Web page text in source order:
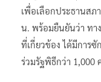
เพื่อเลือกประธานสภ
น. พร้อมยืนยันว่า ทา
ที่เกี่ยวข้อง ได้มีการซั
ร่วมรัฐพิธีกว่า 1,000